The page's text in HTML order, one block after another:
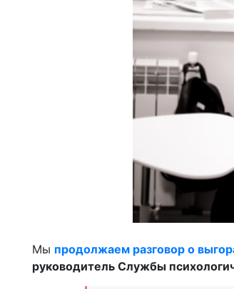
Мы продолжаем разговор о
руководитель Службы